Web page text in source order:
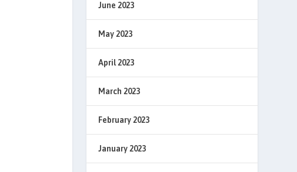
June 2023
May 2023
April 2023
March 2023
February 2023
January 2023